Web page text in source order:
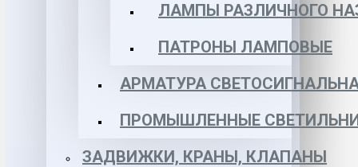
ЛАМПЫ РАЗЛИЧНОГО
ПАТРОНЫ ЛАМПОВЫЕ
АРМАТУРА
ПРОМЫШЛЕННЫЕ
ЗАДВИЖКИ, КРАНЫ, КЛАПАНЫ